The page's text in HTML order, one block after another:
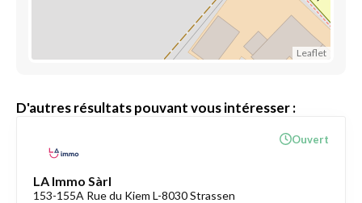
Leaflet
D'autres résultats pouvant vous intéresser :
LA Immo Sàrl
153-155A Rue du Kiem L-8030 Strassen
Ouvert